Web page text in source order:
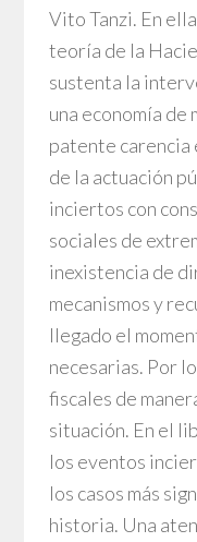
Vito Tanzi. En
teoría de la
sustenta la
una economía de
patente carencia
de la actuación
inciertos con
sociales de
inexistencia de
mecanismos y
llegado el
necesarias. Por
fiscales de
situación. En el
los eventos
los casos más
historia. Una